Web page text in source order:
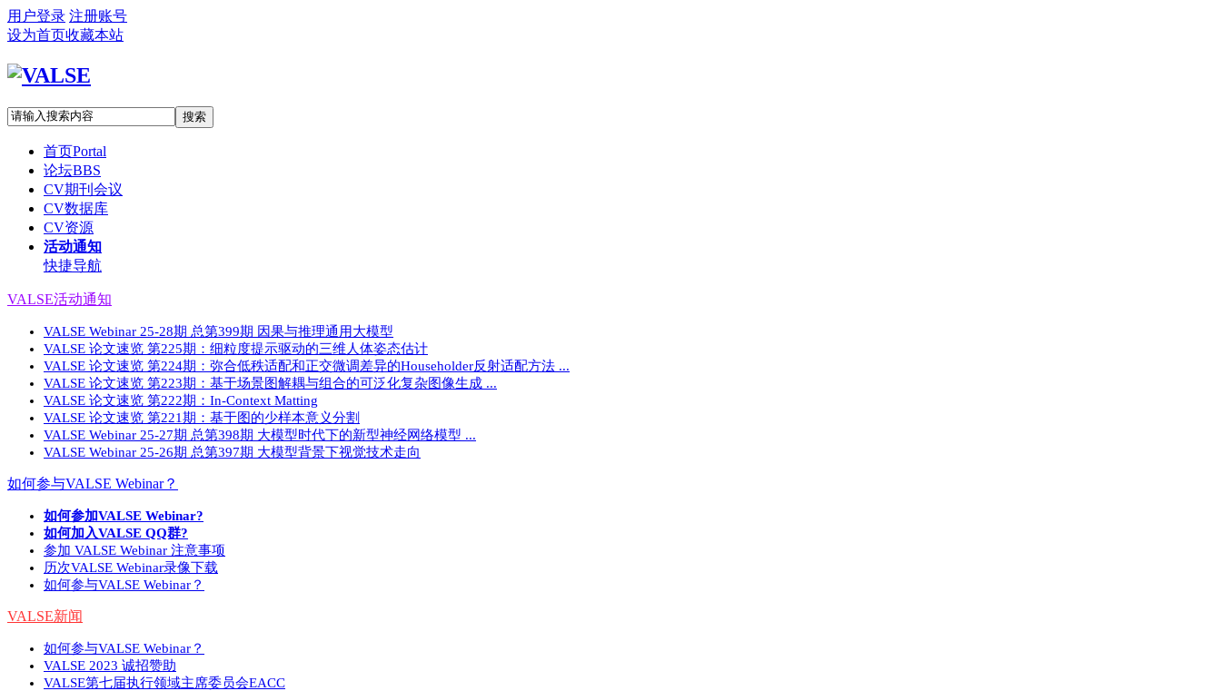
用户登录 注册账号
设为首页收藏本站
搜索
首页Portal
论坛BBS
CV期刊会议
CV数据库
CV资源
活动通知
快捷导航
VALSE活动通知
VALSE Webinar 25-28期 总第399期 因果与推理通用大模型
VALSE 论文速览 第225期：细粒度提示驱动的三维人体姿态估计
VALSE 论文速览 第224期：弥合低秩适配和正交微调差异的Householder反射适配方法 ...
VALSE 论文速览 第223期：基于场景图解耦与组合的可泛化复杂图像生成 ...
VALSE 论文速览 第222期：In-Context Matting
VALSE 论文速览 第221期：基于图的少样本意义分割
VALSE Webinar 25-27期 总第398期 大模型时代下的新型神经网络模型 ...
VALSE Webinar 25-26期 总第397期 大模型背景下视觉技术走向
如何参与VALSE Webinar？
如何参加VALSE Webinar?
如何加入VALSE QQ群?
参加 VALSE Webinar 注意事项
历次VALSE Webinar录像下载
如何参与VALSE Webinar？
VALSE新闻
如何参与VALSE Webinar？
VALSE 2023 诚招赞助
VALSE第七届执行领域主席委员会EACC